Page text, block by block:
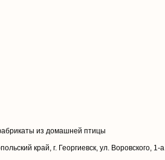
из домашней птицы
край, г. Георгиевск, ул. Воровского, 1-а